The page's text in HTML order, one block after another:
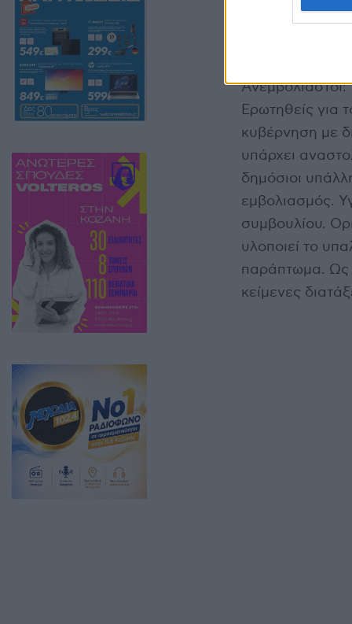
Για το τι
Ανεμβολίαστοι:
Ερωτηθείς για
κυβέρνηση με
υπάρχει
δημόσιοι
εμβολιασμός.
συμβουλίου.
υλοποιεί το
παράπτωμα. Ως
κείμενες